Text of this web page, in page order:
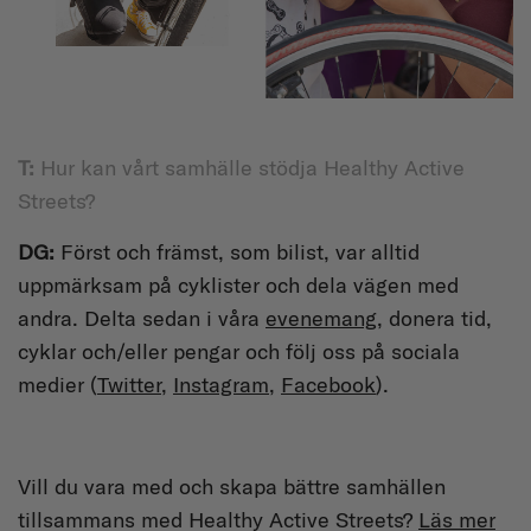
T: Hur kan vårt samhälle stödja Healthy Active
Streets?
DG: Först och främst, som bilist, var alltid
uppmärksam på cyklister och dela vägen med
andra. Delta sedan i våra evenemang, donera tid,
cyklar och/eller pengar och följ oss på sociala
medier (Twitter, Instagram, Facebook).
Vill du vara med och skapa bättre samhällen
tillsammans med Healthy Active Streets? Läs mer